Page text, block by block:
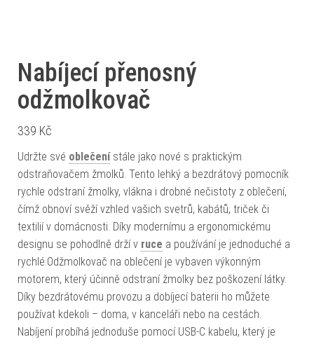
Nabíjecí přenosný
odžmolkovač
339 Kč
Udržte své oblečenístále jako nové s praktickým
odstraňovačem žmolků. Tento lehký a bezdrátový pomocník
rychle odstraní žmolky, vlákna i drobné nečistoty z oblečení,
čímž obnoví svěží vzhled vašich svetrů, kabátů, triček či
textilií v domácnosti. Díky modernímu a ergonomickému
designu se pohodlně drží v ruce a používání je jednoduché a
rychlé.Odžmolkovač na oblečení je vybaven výkonným
motorem, který účinně odstraní žmolky bez poškození látky.
Díky bezdrátovému provozu a dobíjecí baterii ho můžete
používat kdekoli – doma, v kanceláři nebo na cestách.
Nabíjení probíhá jednoduše pomocí USB-C kabelu, který je